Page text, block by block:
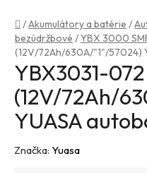
Domov
/Akumulátory a batérie /
bezúdržbové /YBX 3000
(12V/72Ah/630A/"1"/57024)
YBX3031-072
(12V/72Ah/
YUASA
Značka: Yuasa